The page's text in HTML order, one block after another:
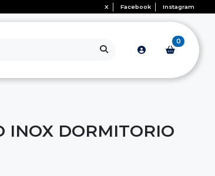
X Facebook Instagram
0
INOX DORMITORIO